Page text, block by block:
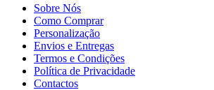
Sobre Nós
Como Comprar
Personalização
Envios e Entregas
Termos e Condições
Política de Privacidade
Contactos